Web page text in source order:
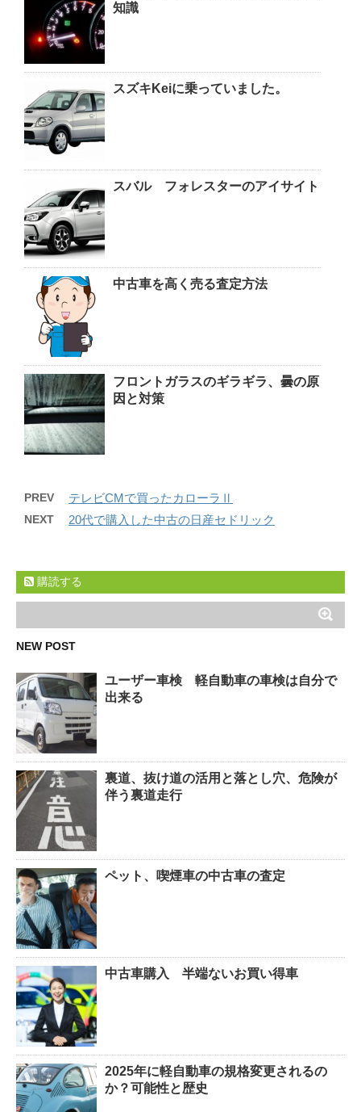
知識
スズキKeiに乗っていました。
スバル フォレスターのアイサイト
中古車を高く売る査定方法
フロントガラスのギラギラ、曇の原
因と対策
PREV テレビCMで買ったカローラⅡ
NEXT 20代で購入した中古の日産セドリック
購読する
NEW POST
ユーザー車検 軽自動車の車検は自分で
出来る
裏道、抜け道の活用と落とし穴、危険が
伴う裏道走行
ペット、喫煙車の中古車の査定
中古車購入 半端ないお買い得車
2025年に軽自動車の規格変更されるの
か？可能性と歴史